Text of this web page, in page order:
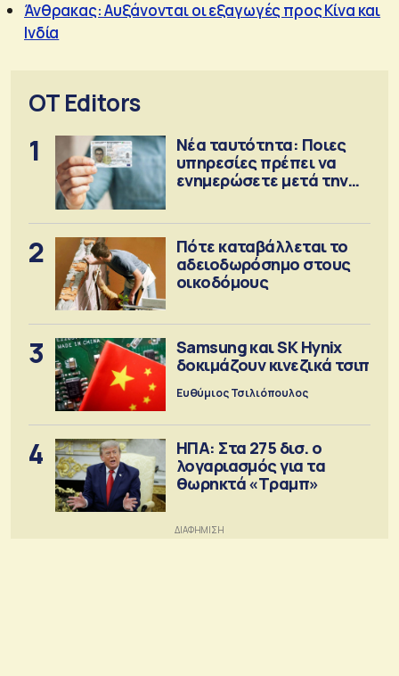
Άνθρακας: Αυξάνονται οι εξαγωγές προς Κίνα και
Ινδία
OT Editors
1
Νέα ταυτότητα: Ποιες
υπηρεσίες πρέπει να
ενημερώσετε μετά την
2
Πότε καταβάλλεται το
αδειοδωρόσημο στους
οικοδόμους
3
Samsung και SK Hynix
δοκιμάζουν κινεζικά τσιπ
Ευθύμιος Τσιλιόπουλος
4
ΗΠΑ: Στα 275 δισ. ο
λογαριασμός για τα
θωρηκτά «Τραμπ»